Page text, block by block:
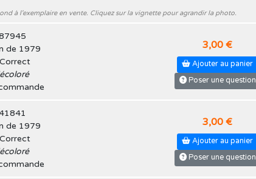
à l'exemplaire en vente. Cliquez sur la vignette pour agrandir la photo.
de 1979
3,00 €
Ajouter au panier
Poser une question
de 1979
3,00 €
Ajouter au panier
Poser une question